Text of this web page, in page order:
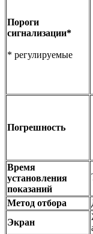
Пороги
сигнализации*
* регулируемые
Погрешность
Время
установления
показаний
Метод отбора
Экран